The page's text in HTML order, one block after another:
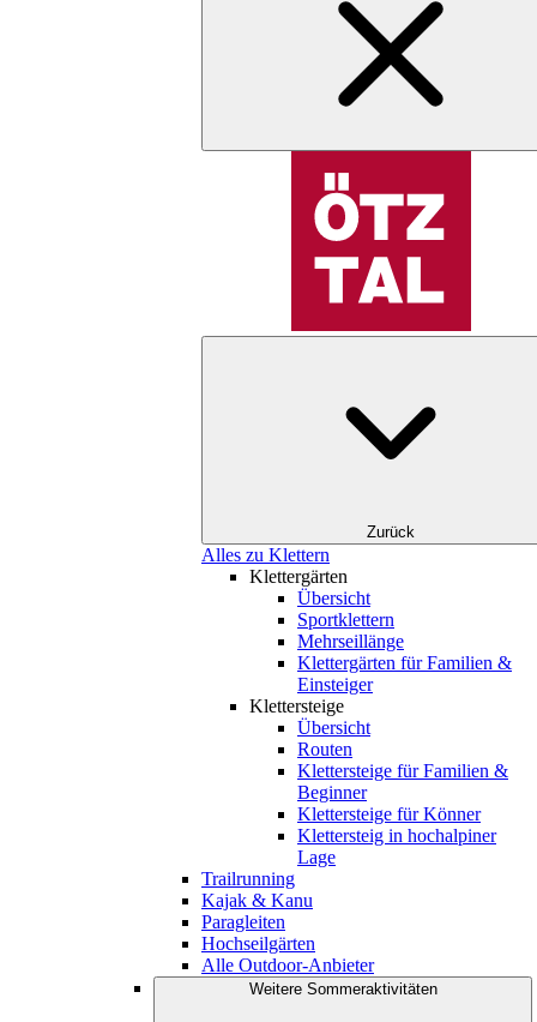
Zurück
Alles zu Klettern
Klettergärten
Übersicht
Sportklettern
Mehrseillänge
Klettergärten für Familien &
Einsteiger
Klettersteige
Übersicht
Routen
Klettersteige für Familien &
Beginner
Klettersteige für Könner
Klettersteig in hochalpiner
Lage
Trailrunning
Kajak & Kanu
Paragleiten
Hochseilgärten
Alle Outdoor-Anbieter
Weitere Sommeraktivitäten